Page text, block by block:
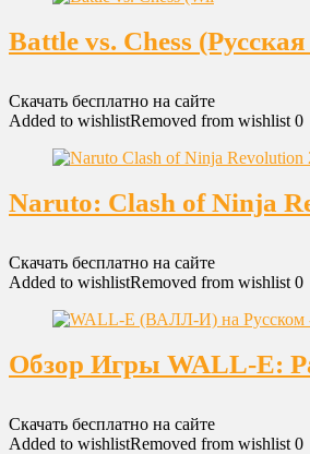
Battle vs. Chess
Скачать бесплатно на сайте
Added to wishlistRemoved from wishlist 0
Naruto: Clash of Ninja
Скачать бесплатно на сайте
Added to wishlistRemoved from wishlist 0
Обзор Игры WALL-E:
Скачать бесплатно на сайте
Added to wishlistRemoved from wishlist 0